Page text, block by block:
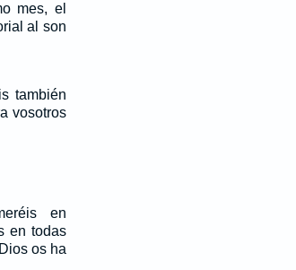
mes, el
al son
también
vosotros
en
en todas
os ha